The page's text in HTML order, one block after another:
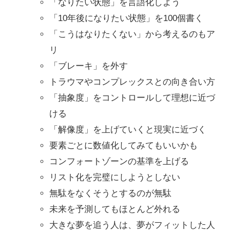
「なりたい状態」を言語化しよう
「10年後になりたい状態」を100個書く
「こうはなりたくない」から考えるのもア
リ
「ブレーキ」を外す
トラウマやコンプレックスとの向き合い方
「抽象度」をコントロールして理想に近づ
ける
「解像度」を上げていくと現実に近づく
要素ごとに数値化してみてもいいかも
コンフォートゾーンの基準を上げる
リスト化を完璧にしようとしない
無駄をなくそうとするのが無駄
未来を予測してもほとんど外れる
大きな夢を追う人は、夢がフィットした人